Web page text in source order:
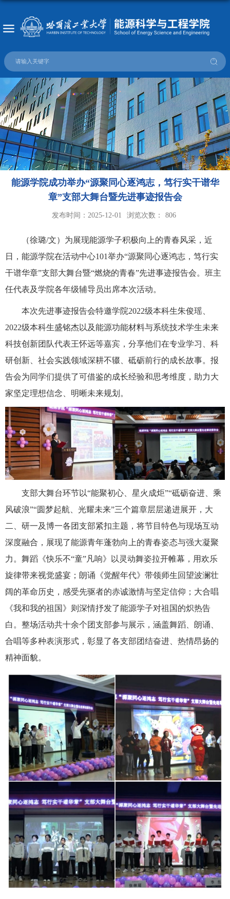
能源学院成功举办“源聚同心逐鸿志，笃行实干谱华
章”支部大舞台暨先进事迹报告会
发布时间：2025-12-01 浏览次数： 806
（徐璐/文）为展现能源学子积极向上的青春风采，近
日，能源学院在活动中心101举办“源聚同心逐鸿志，笃行实
干谱华章”支部大舞台暨“燃烧的青春”先进事迹报告会。班主
任代表及学院各年级辅导员出席本次活动。
本次先进事迹报告会特邀学院2022级本科生朱俊瑶、
2022级本科生盛铭杰以及能源功能材料与系统技术学生未来
科技创新团队代表王怀远等嘉宾 ， 分享他们在专业学习
科
研创新
社会实践领域深耕不辍、砥砺前行的成长故事。 报
告会为同学们提供了可借鉴的成长经验和思考维度 ， 助力大
家坚定理想信念 明晰未来规划 。
支部大舞台环节以“能聚初心、星火成炬”“砥砺奋进、乘
风破浪”“圆梦起航、光耀未来”三个篇章层层递进展开， 大
二、研一及博一各团支部紧扣主题 ， 将节目特色与现场互动
深度融合 ， 展现了能源青年蓬勃向上的青春姿态与强大凝聚
力。 舞蹈《快乐不“童”凡响》 以 灵动舞姿拉开帷幕，用欢乐
旋律带来视觉盛宴 ； 朗诵《觉醒年代》带领师生回望波澜壮
阔的革命历史，感受先驱者的赤诚激情与坚定信仰 ； 大合唱
《我和我的祖国》
则 深情抒发了能源学子对祖国 的炽热告
白。整场活动共十余个团支部参与展示 ，涵盖舞蹈
朗诵、
合唱等多种表演形式 ， 彰显了各支部团结奋进、热情昂扬的
精神面貌。